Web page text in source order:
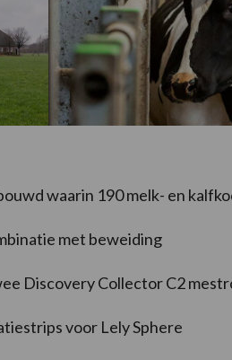
waarin 190 melk- en
met beweiding
Discovery Collector C2
voor Lely Sphere